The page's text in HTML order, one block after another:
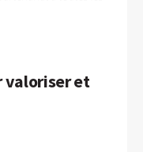
valoriser et